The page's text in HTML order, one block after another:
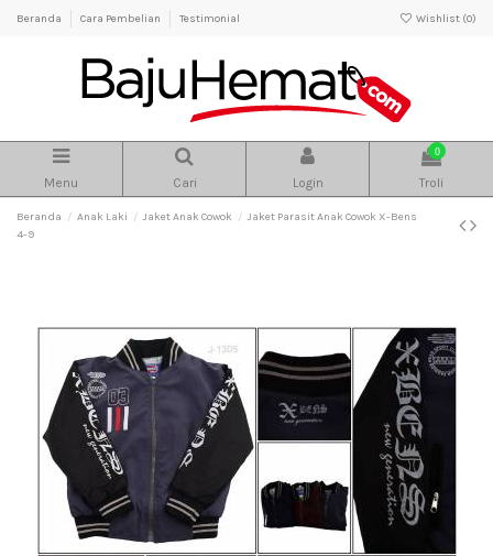
Beranda Cara Pembelian Testimonial Wishlist (0)
Menu Cari Login
0
Troli
Beranda Anak Laki Jaket Anak Cowok
Jaket Parasit Anak Cowok X-Bens
4-9